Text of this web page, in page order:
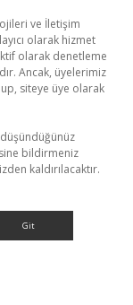
ve İletişim
olarak hizmet
olarak denetleme
Ancak, üyelerimiz
siteye üye olarak
bildirmeniz
kaldırılacaktır.